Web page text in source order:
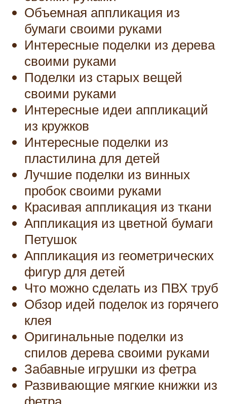
Объемная аппликация из
бумаги своими руками
Интересные поделки из дерева
своими руками
Поделки из старых вещей
своими руками
Интересные идеи аппликаций
из кружков
Интересные поделки из
пластилина для детей
Лучшие поделки из винных
пробок своими руками
Красивая аппликация из ткани
Аппликация из цветной бумаги
Петушок
Аппликация из геометрических
фигур для детей
Что можно сделать из ПВХ труб
Обзор идей поделок из горячего
клея
Оригинальные поделки из
спилов дерева своими руками
Забавные игрушки из фетра
Развивающие мягкие книжки из